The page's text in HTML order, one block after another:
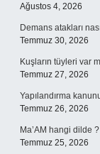
Ağustos 4, 2026
Demans atakları
Temmuz 30, 2026
Kuşların tüyleri var
Temmuz 27, 2026
Yapılandırma
Temmuz 26, 2026
Ma’AM hangi dilde ?
Temmuz 25, 2026